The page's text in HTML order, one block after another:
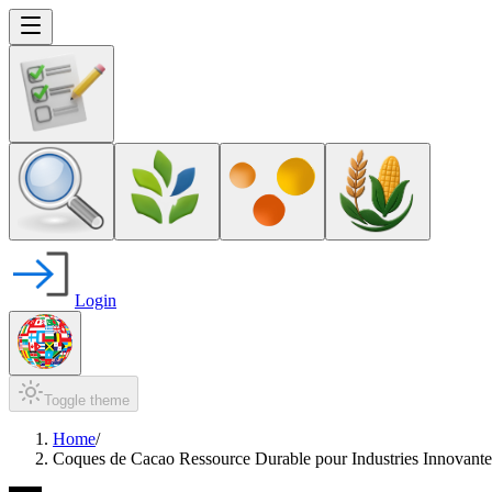
Login
Toggle theme
Home/
Coques de Cacao Ressource Durable pour Industries